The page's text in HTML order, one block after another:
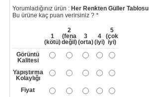
Yorumladığınız ürün : Her Renkten Güller Tablosu
Bu ürüne kaç puan verirsiniz ? *
1
(kötü)
2
(fena
değil)
3
(orta)
4
(iyi)
5
(çok
iyi)
Görüntü
Kalitesi
Yapıştırma
Kolaylığı
Fiyat